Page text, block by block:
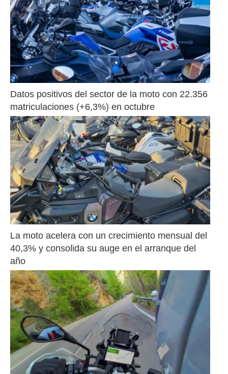
Datos positivos del sector de la moto con 22.356
matriculaciones (+6,3%) en octubre
La moto acelera con un crecimiento mensual del
40,3% y consolida su auge en el arranque del
año